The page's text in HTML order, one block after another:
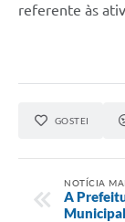
referente às
GOSTEI
NOTÍCIA
A